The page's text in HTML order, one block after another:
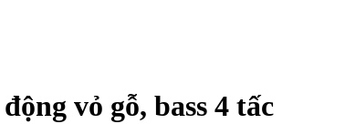
vỏ gỗ, bass 4 tấc